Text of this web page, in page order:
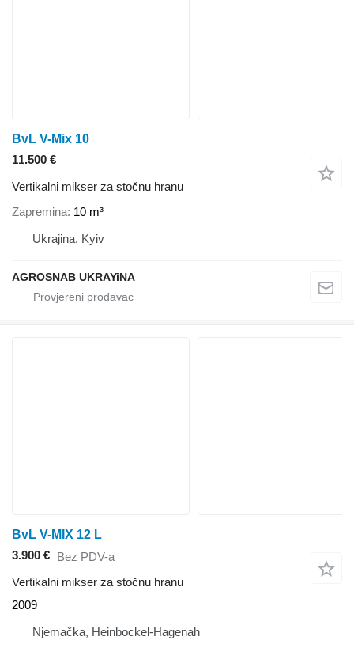
BvL V-Mix 10
11.500 €
Vertikalni mikser za stočnu hranu
Zapremina 10 m³
Ukrajina, Kyiv
AGROSNAB UKRAYiNA
BvL V-MIX 12 L
3.900 € Bez PDV-a
Vertikalni mikser za stočnu hranu
2009
Njemačka, Heinbockel-Hagenah